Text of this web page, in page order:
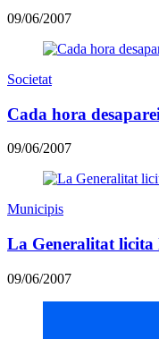
09/06/2007
Societat
Cada hora
09/06/2007
Municipis
La Generalitat licita
09/06/2007